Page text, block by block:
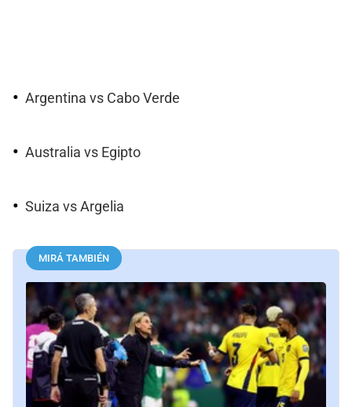
Argentina vs Cabo Verde
Australia vs Egipto
Suiza vs Argelia
MIRÁ TAMBIÉN